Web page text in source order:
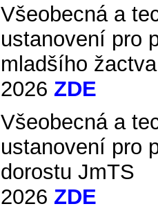
Všeobecná a
ustanovení pro
mladšího
2026 ZDE
Všeobecná a
ustanovení pro
dorostu JmTS
2026 ZDE